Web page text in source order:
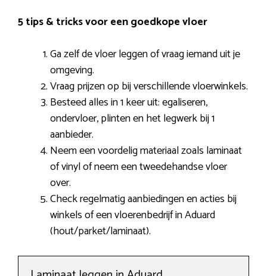
5 tips & tricks voor een goedkope vloer
Ga zelf de vloer leggen of vraag iemand uit je
omgeving.
Vraag prijzen op bij verschillende vloerwinkels.
Besteed alles in 1 keer uit: egaliseren,
ondervloer, plinten en het legwerk bij 1
aanbieder.
Neem een voordelig materiaal zoals laminaat
of vinyl of neem een tweedehandse vloer
over.
Check regelmatig aanbiedingen en acties bij
winkels of een vloerenbedrijf in Aduard
(hout/parket/laminaat).